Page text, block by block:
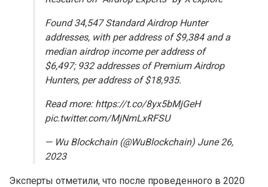
Found 34,547 Standard Airdrop Hunter
addresses, with per address of $9,384 and a
median airdrop income per address of
$6,497; 932 addresses of Premium Airdrop
Hunters, per address of $18,935.
Read more: https://t.co/8yx5bMjGeH
pic.twitter.com/MjNmLxRFSU
— Wu Blockchain (@WuBlockchain) June 26,
2023
Эксперты отметили, что после проведенного в 2020